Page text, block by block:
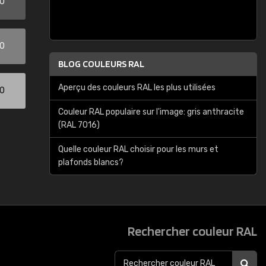
BLOG COULEURS RAL
Aperçu des couleurs RAL les plus utilisées
Couleur RAL populaire sur l'image: gris anthracite
(RAL 7016)
Quelle couleur RAL choisir pour les murs et
plafonds blancs?
Rechercher couleur RAL